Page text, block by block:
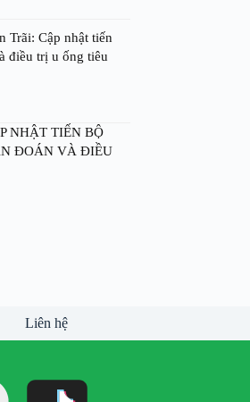
Trãi: Cập nhật tiến
điều trị u ống tiêu
NHẬT TIẾN BỘ
ĐOÁN VÀ ĐIỀU
Liên hệ